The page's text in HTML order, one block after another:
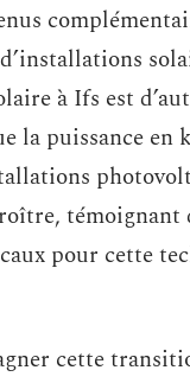
à Ifs est
la puissance
témoignant
pour cette
cette